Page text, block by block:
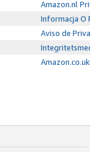
Amazon.nl
Informacja O
Aviso de